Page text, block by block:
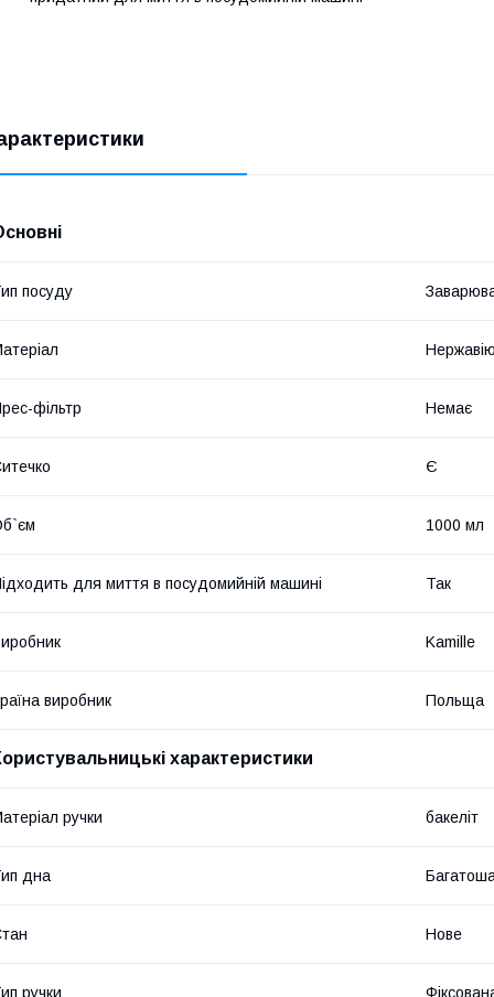
посуду
фільтр Немає
Є
1000 мл
для миття в посудомийній машині Так
Kamille
виробник Польща
характеристики
ручки бакеліт
дна
Нове
ручки